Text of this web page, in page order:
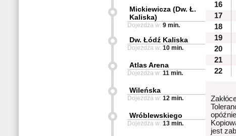
16
17
18
19
20
21
22
jest
Mickiewicza (Dw. Ł.
Kaliska)
Dojeżdża w: 9 min.
Dw. Łódź Kaliska
Dojeżdża w: 10 min.
Atlas Arena
Dojeżdża w: 11 min.
Wileńska
Dojeżdża w: 12 min.
Wróblewskiego
Dojeżdża w: 13 min.